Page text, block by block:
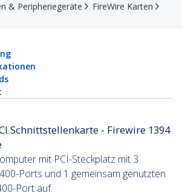
& Peripheriegeräte
FireWire Karten
Schnittstellenkarte - Firewire 1394
mit PCI-Steckplatz mit 3
Ports und 1 gemeinsam genutzten
Port auf.